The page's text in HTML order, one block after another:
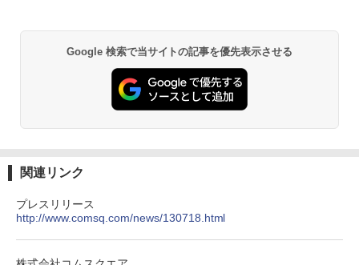
Google 検索で当サイトの記事を優先表示させる
関連リンク
プレスリリース
http://www.comsq.com/news/130718.html